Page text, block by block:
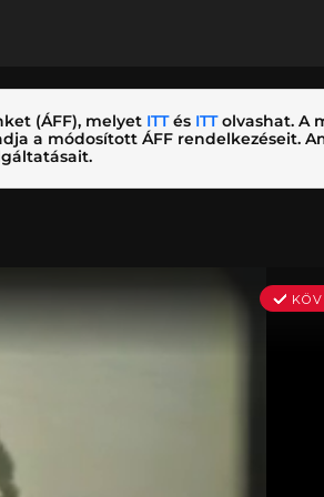
(ÁFF), melyet ITTés ITTolvashat. A
a módosított ÁFF rendelkezéseit.